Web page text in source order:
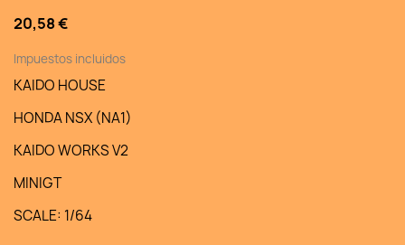
20,58 €
Impuestos incluidos
KAIDO HOUSE
HONDA NSX (NA1)
KAIDO WORKS V2
MINIGT
SCALE: 1/64